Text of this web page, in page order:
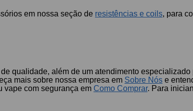
em nossa seção de resistências e coils, para
qualidade, além de um atendimento
mais sobre nossa empresa em Sobre Nós e
vape com segurança em Como Comprar. Para